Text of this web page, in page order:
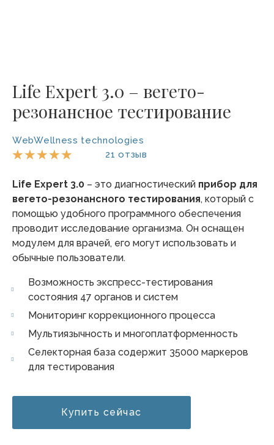
Life Expert 3.0 – вегето-
резонансное тестирование
WebWellness technologies
★★★★★
е
н
к
а
5
и
5
21 отзыв
Life Expert 3.0 – это диагностический прибор для
вегето-резонансного тестирования, который с
помощью удобного программного обеспечения
проводит исследование организма. Он оснащен
модулем для врачей, его могут использовать и
обычные пользователи.
Возможность экспресс-тестирования
состояния 47 органов и систем
Мониторинг коррекционного процесса
Мультиязычность и многоплатформенность
Селекторная база содержит 35000 маркеров
для тестирования
Купить сейчас